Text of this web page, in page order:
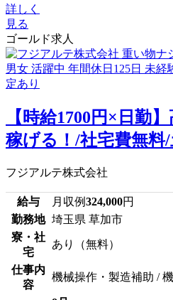
詳しく
見る
ゴールド求人
【時給1700円×日勤
稼げる！/社宅費無料
フジアルテ株式会社
給与 月収例324,000円
勤務地 埼玉県 草加市
寮・社
宅
あり（無料）
仕事内
容
機械操作・製造補助 /